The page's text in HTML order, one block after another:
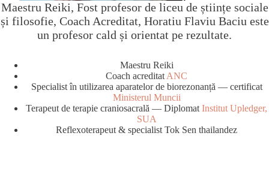
Maestru Reiki, Fost profesor de liceu de științe sociale
și filosofie, Coach Acreditat, Horatiu Flaviu Baciu este
un profesor cald și orientat pe rezultate.
Maestru Reiki
Coach acreditat ANC
Specialist în utilizarea aparatelor de biorezonanță — certificat
Ministerul Muncii
Terapeut de terapie craniosacrală — Diplomat Institut Upledger,
SUA
Reflexoterapeut & specialist Tok Sen thailandez